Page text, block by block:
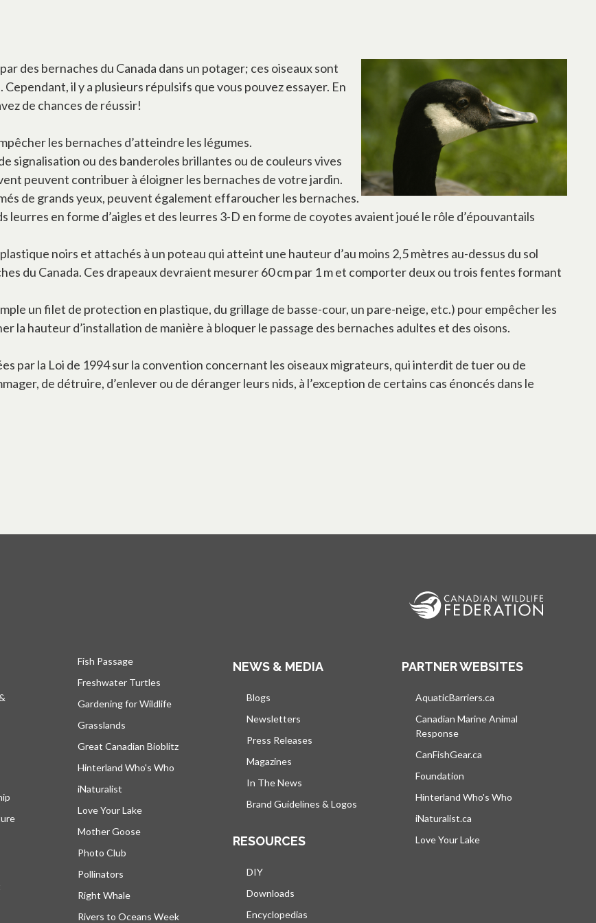
des bernaches du Canada dans un potager; ces oiseaux sont
il y a plusieurs répulsifs que vous pouvez essayer. En
de chances de réussir!
les bernaches d’atteindre les légumes.
signalisation ou des banderoles brillantes ou de couleurs vives
peuvent contribuer à éloigner les bernaches de votre jardin.
de grands yeux, peuvent également effaroucher les bernaches.
en forme d’aigles et des leurres 3-D en forme de coyotes avaient joué le rôle d’épouvantails
noirs et attachés à un poteau qui atteint une hauteur d’au moins 2,5 mètres au-dessus du sol
du Canada. Ces drapeaux devraient mesurer 60 cm par 1 m et comporter deux ou trois fentes formant
un filet de protection en plastique, du grillage de basse-cour, un pare-neige, etc.) pour empêcher les
la hauteur d’installation de manière à bloquer le passage des bernaches adultes et des oisons.
par la Loi de 1994 sur la convention concernant les oiseaux migrateurs, qui interdit de tuer ou de
de détruire, d’enlever ou de déranger leurs nids, à l’exception de certains cas énoncés dans le
Fish Passage
Freshwater Turtles
Gardening for Wildlife
Grasslands
Great Canadian Bioblitz
Hinterland Who's Who
iNaturalist
Love Your Lake
Mother Goose
Photo Club
Pollinators
Right Whale
Rivers to Oceans Week
NEWS & MEDIA
Blogs
Newsletters
Press Releases
Magazines
In The News
Brand Guidelines & Logos
RESOURCES
DIY
Downloads
Encyclopedias
PARTNER WEBSITES
AquaticBarriers.ca
Canadian Marine Animal
Response
CanFishGear.ca
Foundation
Hinterland Who's Who
iNaturalist.ca
Love Your Lake